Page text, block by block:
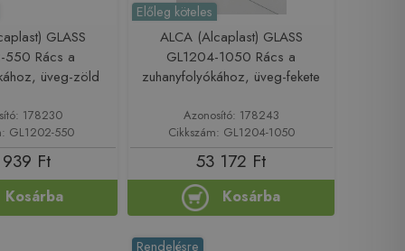
GLASS
550 Rács a
üveg-zöld
178230
GL1202-550
Ft
Kosárba
Előleg köteles
ALCA (Alcaplast) GLASS
GL1204-1050 Rács a
zuhanyfolyókához, üveg-fekete
Azonosító: 178243
Cikkszám: GL1204-1050
53 172 Ft
Kosárba
Rendelésre